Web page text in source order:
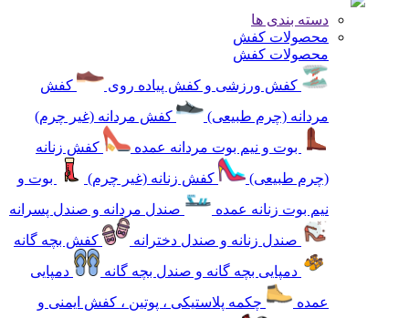
دسته بندی ها
محصولات کفش
محصولات کفش
کفش ورزشی و کفش پیاده روی
کفش
مردانه (چرم طبیعی)
کفش مردانه (غیر چرم)
بوت و نیم بوت مردانه عمده
کفش زنانه
(چرم طبیعی)
کفش زنانه (غیر چرم)
بوت و
نیم بوت زنانه عمده
صندل مردانه و صندل پسرانه
صندل زنانه و صندل دخترانه
کفش بچه گانه
دمپایی بچه گانه و صندل بچه گانه
دمپایی
عمده
چکمه پلاستیکی ، پوتین ، کفش ایمنی و